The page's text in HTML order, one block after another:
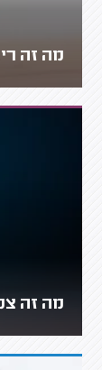
מה זה
מה זה